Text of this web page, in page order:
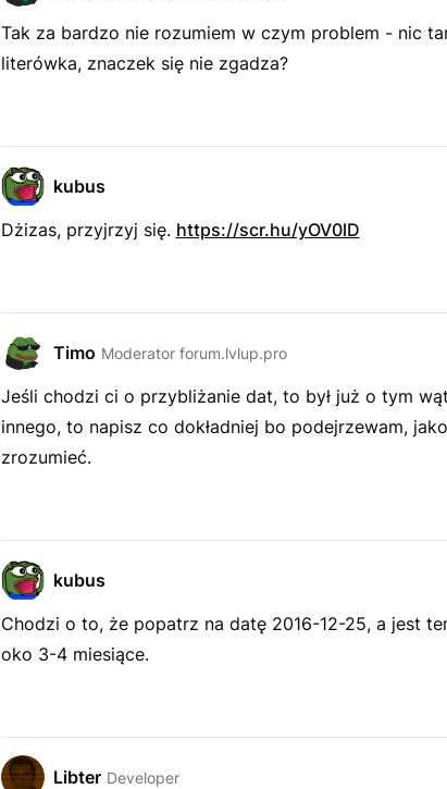
Tak za bardzo nie rozumiem w czym problem - nic
literówka, znaczek się nie zgadza?
kubus
Dżizas, przyjrzyj się. https://scr.hu/yOV0lD
Timo Moderator forum.lvlup.pro
Jeśli chodzi ci o przybliżanie dat, to był już o tym
innego, to napisz co dokładniej bo podejrzewam,
zrozumieć.
kubus
Chodzi o to, że popatrz na datę 2016-12-25, a jest
oko 3-4 miesiące.
Libter Developer